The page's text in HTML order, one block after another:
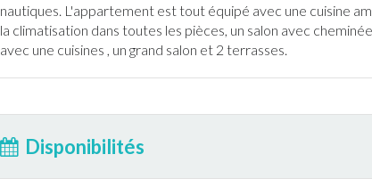
nautiques. L'appartementest tout équipé avec une cuisine
la climatisation dans toutes les pièces, un salon avec
avec une cuisines , un grand salon et 2 terrasses.
Disponibilités